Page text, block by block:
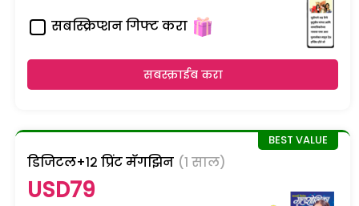
सबस्क्रिप्शन गिफ्ट करा
सबस्क्राईब करा
डिजिटल+१२ प्रिंट मॅगझिन (1 साल)
USD79